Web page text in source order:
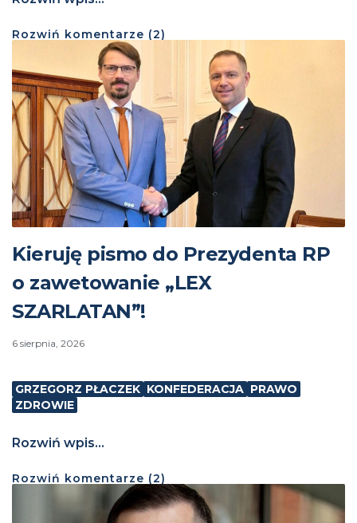
Rozwiń komentarze (2)
Kieruję pismo do Prezydenta RP
o zawetowanie „LEX
SZARLATAN”!
6 sierpnia, 2026
GRZEGORZ PŁACZEK KONFEDERACJA PRAWO
ZDROWIE
Rozwiń wpis...
Rozwiń komentarze (2)